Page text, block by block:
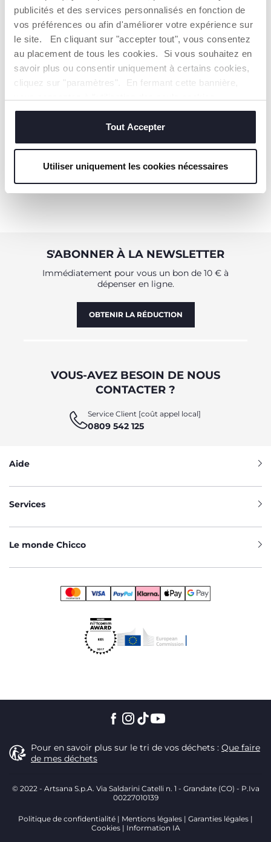
publicités et des services personnalisés en fonction de
vos préférences ou afin d'améliorer votre expérience sur
le site. En cliquant sur "accepter tout", vous consentez
au placement de tous les cookies. Si vous souhaitez en
savoir plus ou consentir uniquement à certains cookies,
cliquez sur "paramètres". En fermant cette bannière,
techniques, qui sont essentiels au service demandé.
Tout Accepter
Utiliser uniquement les cookies nécessaires
avec volants
ME PRÉVENIR
S'ABONNER À LA NEWSLETTER
Immédiatement pour vous un bon de 10 € à
dépenser en ligne.
OBTENIR LA RÉDUCTION
VOUS-AVEZ BESOIN DE NOUS
CONTACTER ?
Service Client [coût appel local]
0809 542 125
Aide
Services
Le monde Chicco
Pour en savoir plus sur le tri de vos déchets : Que faire
de mes déchets
© 2022 - Artsana S.p.A. Via Saldarini Catelli n. 1 - Grandate (CO) - P.Iva
00227010139
Politique de confidentialité Mentions légales
Garanties légales
Cookies
Information IA